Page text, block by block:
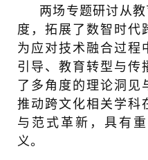
两场专题研讨从
度，拓展了数智时代
为应对技术融合过程
引导、教育转型与传
了多角度的理论洞见
推动跨文化相关学科
与范式革新，具有
义。